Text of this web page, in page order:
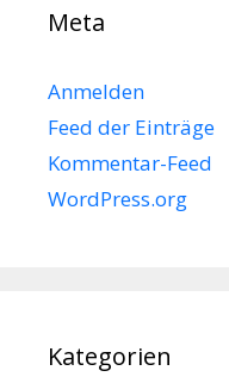
Meta
Anmelden
Feed der Einträge
Kommentar-Feed
WordPress.org
Kategorien